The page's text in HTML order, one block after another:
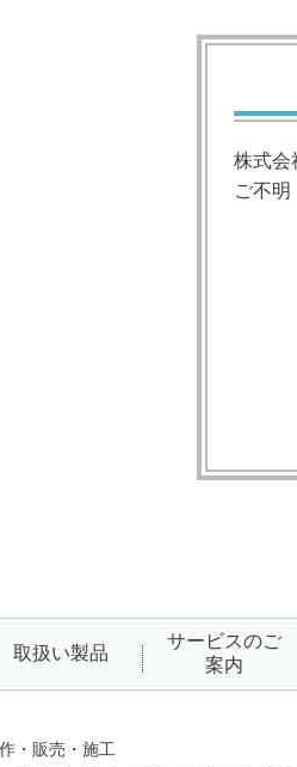
株式会
ご不明
取扱い製品
サービスのご
案内
・販売・施工